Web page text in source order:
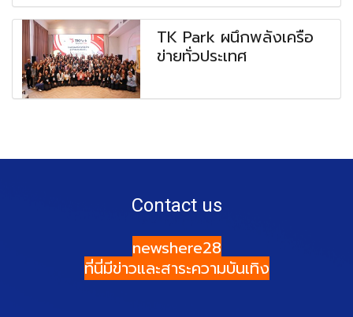
TK Park ผนึกพลังเครือ
ข่ายทั่วประเทศ
Contact us
newshere28
ที่นี่มีข่าวและสาระความบันเทิง